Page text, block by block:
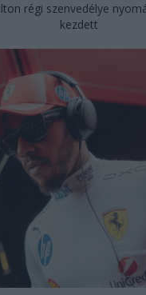
régi szenvedélye
kezdett